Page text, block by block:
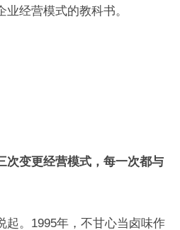
经营模式的教科书。
次变更经营模式，每一次都与
起。1995年，不甘心当卤味作